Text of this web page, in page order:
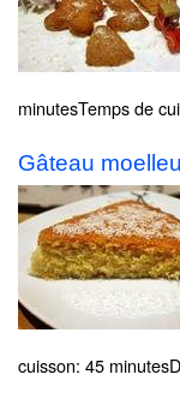
minutesTemps de
Gâteau
cuisson: 45